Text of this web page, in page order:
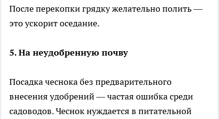
После перекопки грядку желательно полить —
это ускорит оседание.
5. На неудобренную почву
Посадка чеснока без предварительного
внесения удобрений — частая ошибка среди
садоводов. Чеснок нуждается в питательной